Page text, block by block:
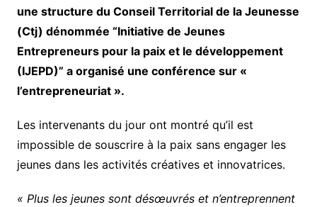
une structure du Conseil Territorial de la Jeunesse
(Ctj) dénommée “Initiative de Jeunes
Entrepreneurs pour la paix et le développement
(IJEPD)” a organisé une conférence sur «
l’entrepreneuriat ».
Les intervenants du jour ont montré qu’il est
impossible de souscrire à la paix sans engager les
jeunes dans les activités créatives et innovatrices.
« Plus les jeunes sont désœuvrés et n’entreprennent